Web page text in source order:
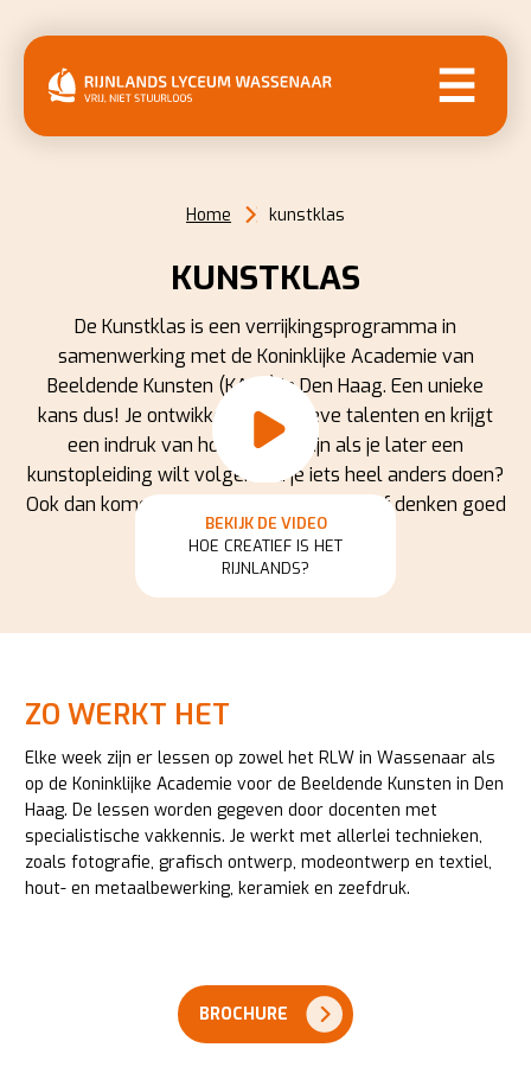
Home kunstklas
KUNSTKLAS
De Kunstklas is een verrijkingsprogramma in
samenwerking met de Koninklijke Academie van
Beeldende Kunsten (KABK) in Den Haag. Een unieke
kans dus! Je ontwikkelt je creatieve talenten en krijgt
een indruk van hoe het zou zijn als je later een
kunstopleiding wilt volgen. Ga je iets heel anders doen?
Ook dan komen vaardig heden als creatief denken goed
van pas.
BEKIJK DE VIDEO
HOE CREATIEF IS HET
RIJNLANDS?
ZO WERKT HET
Elke week zijn er lessen op zowel het RLW in Wassenaar als
op de Koninklijke Academie voor de Beeldende Kunsten in Den
Haag. De lessen worden gegeven door docenten met
specialistische vakkennis. Je werkt met allerlei technieken,
zoals fotografie, grafisch ontwerp, modeontwerp en textiel,
hout- en metaalbewerking, keramiek en zeefdruk.
BROCHURE